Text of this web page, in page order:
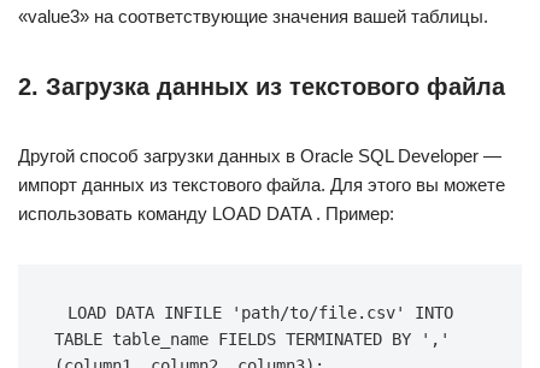
«value3» на соответствующие значения вашей таблицы.
2. Загрузка данных из текстового файла
Другой способ загрузки данных в Oracle SQL Developer —
импорт данных из текстового файла. Для этого вы можете
использовать команду LOAD DATA . Пример:
LOAD DATA INFILE 'path/to/file.csv' INTO
TABLE table_name FIELDS TERMINATED BY ','